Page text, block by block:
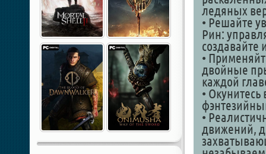
ледяных
• Решайте
Рин:
создавайте
•
двойные
каждой
•
•
движений,